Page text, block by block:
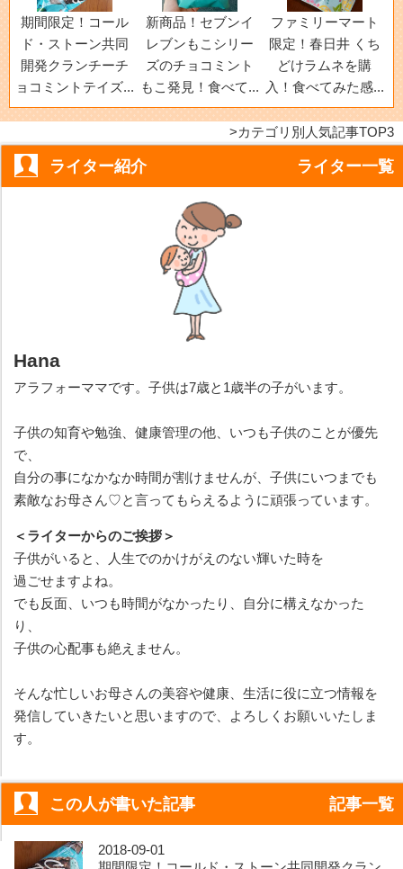
期間限定！コール
ド・ストーン共同
開発クランチーチ
ョコミントテイズ...
新商品！セブンイ
レブンもこシリー
ズのチョコミント
もこ発見！食べて...
ファミリーマート
限定！春日井 くち
どけラムネを購
入！食べてみた感...
カテゴリ別人気記事TOP3
ライター紹介 ライター一覧
Hana
アラフォーママです。子供は7歳と1歳半の子がいます。
子供の知育や勉強、健康管理の他、いつも子供のことが優先
で、
自分の事になかなか時間が割けませんが、子供にいつまでも
素敵なお母さん♡と言ってもらえるように頑張っています。
＜ライターからのご挨拶＞
子供がいると、人生でのかけがえのない輝いた時を
過ごせますよね。
でも反面、いつも時間がなかったり、自分に構えなかった
り、
子供の心配事も絶えません。
そんな忙しいお母さんの美容や健康、生活に役に立つ情報を
発信していきたいと思いますので、よろしくお願いいたしま
す。
この人が書いた記事 記事一覧
2018-09-01